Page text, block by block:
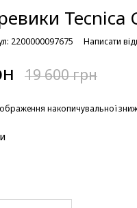
Tecnica
2200000097675 Написати
19 600 грн
накопичувальної